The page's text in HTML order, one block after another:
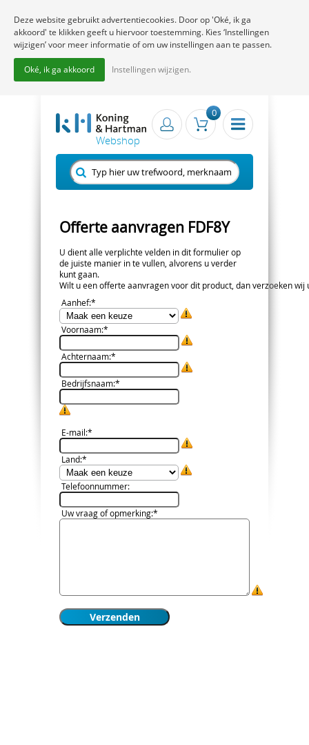
0
Offerte aanvragen FDF8Y
U dient alle verplichte velden in dit formulier op
de juiste manier in te vullen, alvorens u verder
kunt gaan.
Wilt u een offerte aanvragen voor dit product, dan verzoeken
Aanhef:*
Voornaam:*
Achternaam:*
Bedrijfsnaam:*
E-mail:*
Land:*
Telefoonnummer:
Uw vraag of opmerking:*
Deze website gebruikt advertentiecookies. Door op 'Oké, ik ga
akkoord' te klikken geeft u hiervoor toestemming. Kies ‘Instellingen
wijzigen’ voor meer informatie of om uw instellingen aan te passen.
Oké, ik ga akkoord Instellingen wijzigen.